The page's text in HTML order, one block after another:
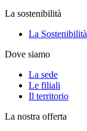
La sostenibilità
La Sostenibilità
Dove siamo
La sede
Le filiali
Il territorio
La nostra offerta